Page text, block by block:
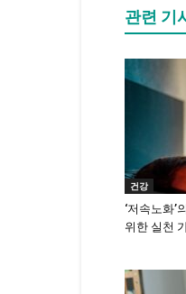
관련 기
건강
‘저속노화’
위한 실천